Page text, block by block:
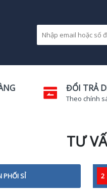
ĐỔI TRẢ
Theo chính
TƯ
PHỐI SỈ 2